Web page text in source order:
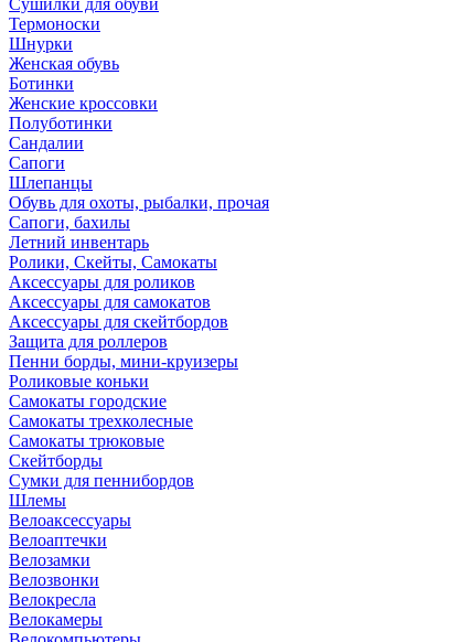
Сушилки для обуви
Термоноски
Шнурки
Женская обувь
Ботинки
Женские кроссовки
Полуботинки
Сандалии
Сапоги
Шлепанцы
Обувь для охоты, рыбалки, прочая
Сапоги, бахилы
Летний инвентарь
Ролики, Скейты, Самокаты
Аксессуары для роликов
Аксессуары для самокатов
Аксессуары для скейтбордов
Защита для роллеров
Пенни борды, мини-круизеры
Роликовые коньки
Самокаты городские
Самокаты трехколесные
Самокаты трюковые
Скейтборды
Сумки для пеннибордов
Шлемы
Велоаксессуары
Велоаптечки
Велозамки
Велозвонки
Велокресла
Велокамеры